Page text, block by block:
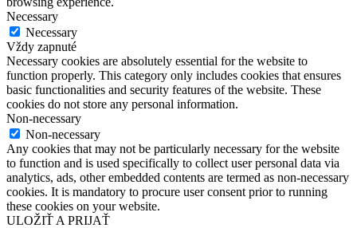
Necessary
Necessary
Vždy zapnuté
Necessary cookies are absolutely essential for the website to
function properly. This category only includes cookies that ensures
basic functionalities and security features of the website. These
cookies do not store any personal information.
Non-necessary
Non-necessary
Any cookies that may not be particularly necessary for the website
to function and is used specifically to collect user personal data via
analytics, ads, other embedded contents are termed as non-necessary
cookies. It is mandatory to procure user consent prior to running
these cookies on your website.
ULOŽIŤ A PRIJAŤ